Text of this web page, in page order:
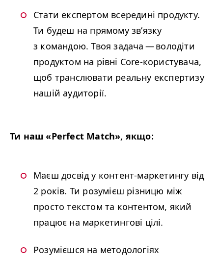
Стати експертом всередині продукту.
Ти будеш на прямому зв’язку
з командою. Твоя задача — володіти
продуктом на рівні Core-користувача,
щоб транслювати реальну експертизу
нашій аудиторії.
Ти наш «Perfect Match», якщо:
Маєш досвід у контент-маркетингу від
2 років. Ти розумієш різницю між
просто текстом та контентом, який
працює на маркетингові цілі.
Розумієшся на методологіях